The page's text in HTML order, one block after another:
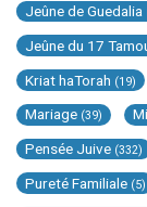
Jeûne de Guedalia
Jeûne du 17
Kriat haTorah (19)
Mariage (39)
Pensée Juive (332)
Pureté Familiale (5)